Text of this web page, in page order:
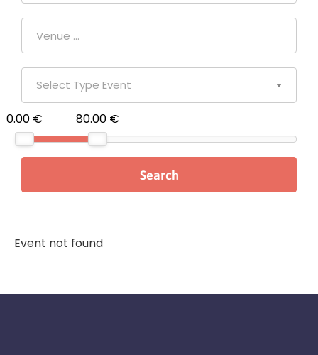
Select Type Event
0.00 € 80.00 €
Event not found